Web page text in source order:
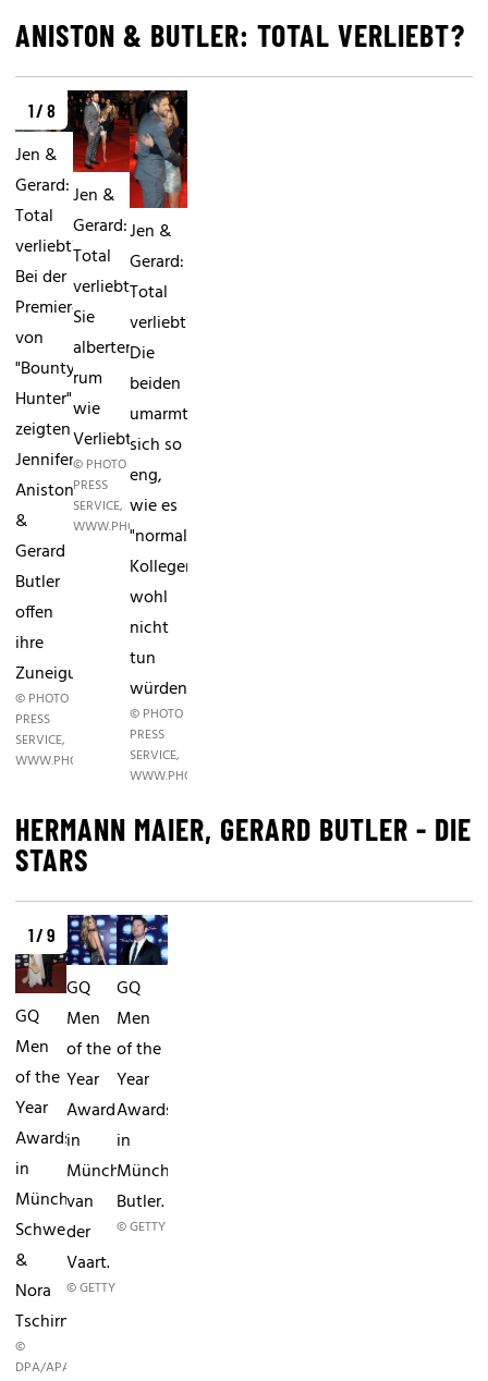
ANISTON & BUTLER: TOTAL VERLIEBT?
1 / 8
Jen &
Gerard:
Total
verliebt?
Bei der
Premiere
von
"Bounty
Hunter"
zeigten
Jennifer
Aniston
&
Gerard
Butler
offen
ihre
Zuneigung.
© PHOTO
PRESS
SERVICE,
WWW.PHOTOPRESS.AT
Jen &
Gerard:
Total
verliebt?
Sie
alberten
rum
wie
Verliebte.
© PHOTO
PRESS
SERVICE,
WWW.PHOTOPRESS.AT
Jen &
Gerard:
Total
verliebt?
Die
beiden
umarmten
sich so
eng,
wie es
"normale"
Kollegen
wohl
nicht
tun
würden.
© PHOTO
PRESS
SERVICE,
WWW.PHOTOPRESS.AT
HERMANN MAIER, GERARD BUTLER - DIE
STARS
1 / 9
GQ
Men
of the
Year
Awards
in
MünchenTil
Schweiger
&
Nora
Tschirner.
©
DPA/APA
GQ
Men
of the
Year
Awards
in
MünchenSylvie
van
der
Vaart.
© GETTY
GQ
Men
of the
Year
Awards
in
MünchenGerard
Butler.
© GETTY